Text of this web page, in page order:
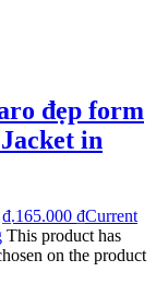
đẹp form
in
165.000 ₫Current
This product has
on the product